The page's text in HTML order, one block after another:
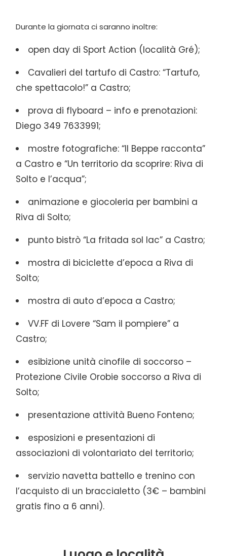
Durante la giornata ci saranno inoltre:
open day di Sport Action (località Gré);
Cavalieri del tartufo di Castro: “Tartufo,
che spettacolo!” a Castro;
prova di flyboard – info e prenotazioni:
Diego 349 7633991;
mostre fotografiche: “Il Beppe racconta”
a Castro e “Un territorio da scoprire: Riva di
Solto e l’acqua”;
animazione e giocoleria per bambini a
Riva di Solto;
punto bistrò “La fritada sol lac” a Castro;
mostra di biciclette d’epoca a Riva di
Solto;
mostra di auto d’epoca a Castro;
VV.FF di Lovere “Sam il pompiere” a
Castro;
esibizione unità cinofile di soccorso –
Protezione Civile Orobie soccorso a Riva di
Solto;
presentazione attività Bueno Fonteno;
esposizioni e presentazioni di
associazioni di volontariato del territorio;
servizio navetta battello e trenino con
l’acquisto di un braccialetto (3€ – bambini
gratis fino a 6 anni).